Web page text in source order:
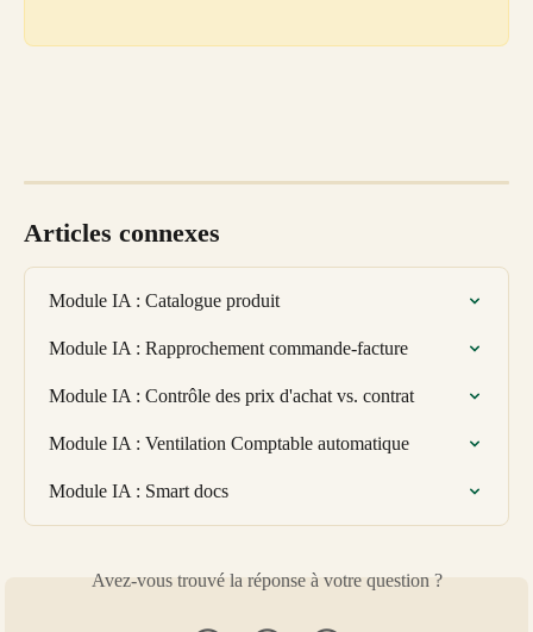
Articles connexes
Module IA : Catalogue produit
Module IA : Rapprochement commande-facture
Module IA : Contrôle des prix d'achat vs. contrat
Module IA : Ventilation Comptable automatique
Module IA : Smart docs
Avez-vous trouvé la réponse à votre question ?